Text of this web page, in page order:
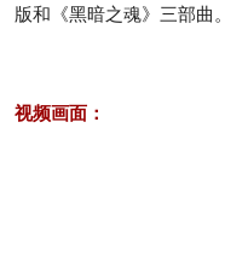
版和《黑暗之魂》三部曲。
视频画面：